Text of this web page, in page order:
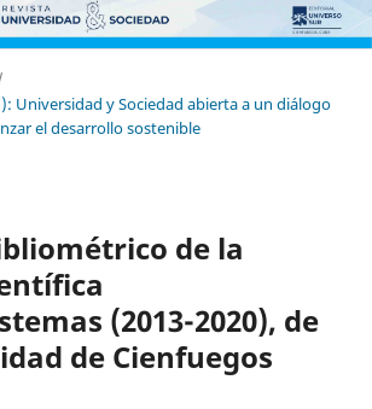
Universidad y Sociedad abierta a un diálogo
el desarrollo sostenible
de la
(2013-2020), de
de Cienfuegos